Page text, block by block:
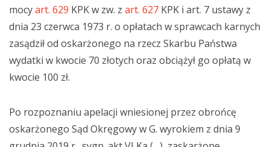
mocyart. 629 KPK w zw. z art. 627 KPK i art. 7 ustawy z
dnia 23 czerwca 1973 r. o opłatach w sprawcach karnych
zasądził od oskarżonego na rzecz Skarbu Państwa
wydatki w kwocie 70 złotych oraz obciążył go opłatą w
kwocie 100 zł.
Po rozpoznaniu apelacji wniesionej przez obrońcę
oskarżonego Sąd Okręgowy w G. wyrokiem z dnia 9